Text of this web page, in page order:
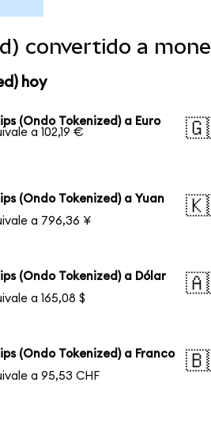
convertido a
hoy
(Ondo Tokenized) a Euro
a 102,19 €
(Ondo Tokenized) a Yuan
a 796,36 ¥
(Ondo Tokenized) a Dólar
a 165,08 $
(Ondo Tokenized) a Franco
a 95,53 CHF